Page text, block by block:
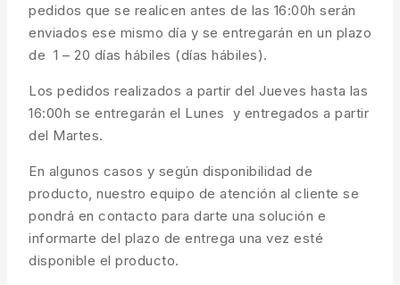
pedidos que se realicen antes de las 16:00h serán
enviados ese mismo día y se entregarán en un plazo
de 1 – 20 días hábiles (días hábiles).
Los pedidos realizados a partir del Jueves hasta las
16:00h se entregarán el Lunes y entregados a partir
del Martes.
En algunos casos y según disponibilidad de
producto, nuestro equipo de atención al cliente se
pondrá en contacto para darte una solución e
informarte del plazo de entrega una vez esté
disponible el producto.